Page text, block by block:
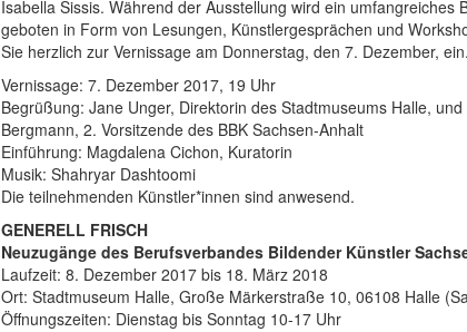
Isabella Sissis. Während der Ausstellung wird ein umfangreiches
geboten in Form von Lesungen, Künstlergesprächen und
Sie herzlich zur Vernissage am Donnerstag, den 7. Dezember, ein.
Vernissage: 7. Dezember 2017, 19 Uhr
Begrüßung: Jane Unger, Direktorin des Stadtmuseums Halle,
Bergmann, 2. Vorsitzende des BBK Sachsen-Anhalt
Einführung: Magdalena Cichon, Kuratorin
Musik: Shahryar Dashtoomi
Die teilnehmenden Künstler*innen sind anwesend.
GENERELL FRISCH
Neuzugänge des Berufsverbandes Bildender Künstler
Laufzeit: 8. Dezember 2017 bis 18. März 2018
Ort: Stadtmuseum Halle, Große Märkerstraße 10, 06108 Halle
Öffnungszeiten: Dienstag bis Sonntag 10-17 Uhr